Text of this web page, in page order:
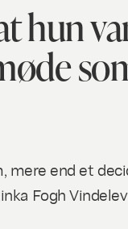
hun
mere end et
Fogh